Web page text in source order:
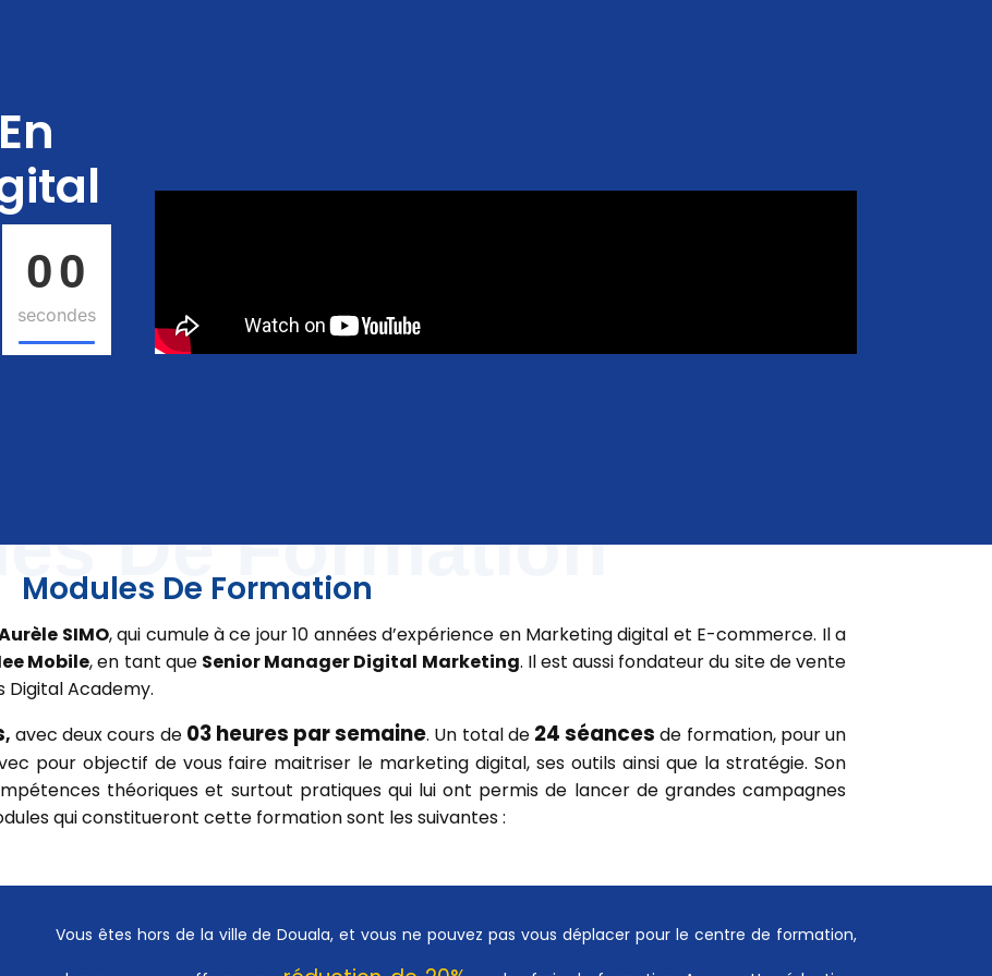
00
00
secondes
Modules De Formation
De Formation
SIMO, qui cumule à ce jour 10 années d’expérience en Marketing digital et E-commerce. Il a
Mobile, en tant que Senior Manager Digital Marketing. Il est aussi fondateur du site de vente
Academy.
, avec deux cours de 03 heures par semaine. Un total de24 séances de formation, pour un
pour objectif de vous faire maitriser le marketing digital, ses outils ainsi que la stratégie. Son
théoriques et surtout pratiques qui lui ont permis de lancer de grandes campagnes
qui constitueront cette formation sont les suivantes :
Vous êtes hors de la ville de Douala, et vous ne pouvez pas vous déplacer pour le centre de formation,